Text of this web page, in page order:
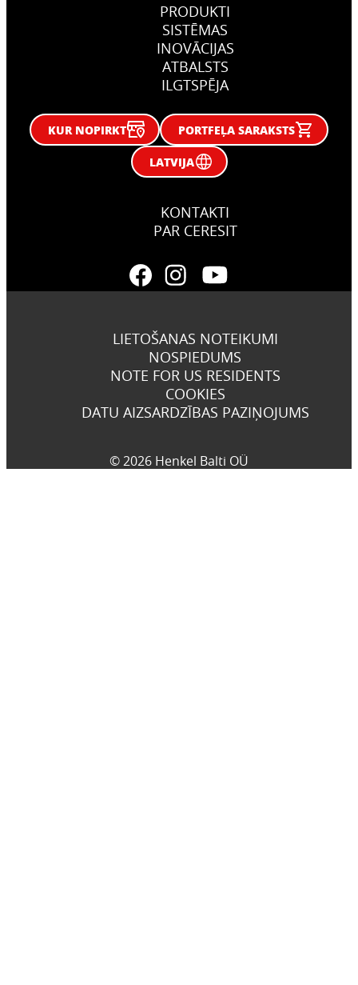
PRODUKTI
SISTĒMAS
INOVĀCIJAS
ATBALSTS
ILGTSPĒJA
KUR NOPIRKT
PORTFEĻA SARAKSTS
LATVIJA
KONTAKTI
PAR CERESIT
LIETOŠANAS NOTEIKUMI
NOSPIEDUMS
NOTE FOR US RESIDENTS
COOKIES
DATU AIZSARDZĪBAS PAZIŅOJUMS
© 2026 Henkel Balti OÜ